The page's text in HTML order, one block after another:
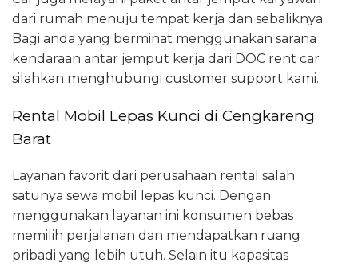
dari rumah menuju tempat kerja dan sebaliknya.
Bagi anda yang berminat menggunakan sarana
kendaraan antar jemput kerja dari DOC rent car
silahkan menghubungi customer support kami.
Rental Mobil Lepas Kunci di Cengkareng
Barat
Layanan favorit dari perusahaan rental salah
satunya sewa mobil lepas kunci. Dengan
menggunakan layanan ini konsumen bebas
memilih perjalanan dan mendapatkan ruang
pribadi yang lebih utuh. Selain itu kapasitas